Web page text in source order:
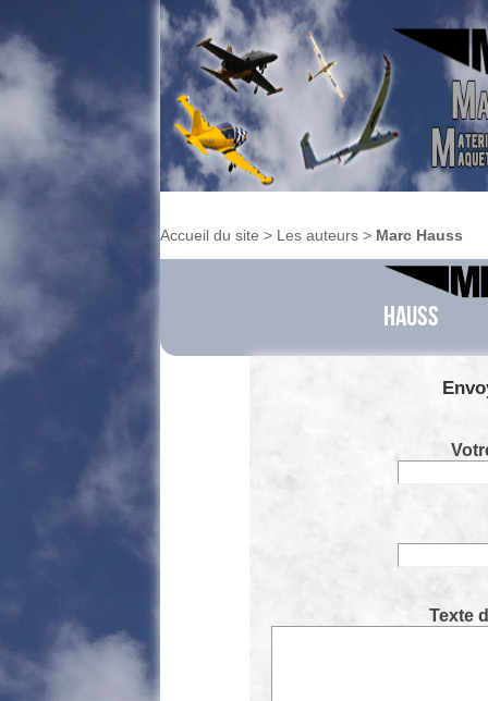
Accueil du site > Les auteurs > Marc Hauss
Hauss
Texte